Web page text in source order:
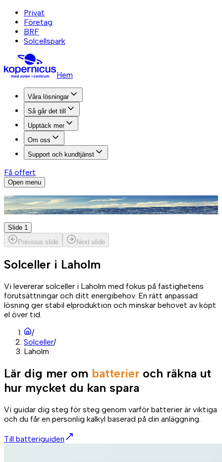
Privat
Företag
BRF
Solcellspark
Hem
Våra lösningar
Så går det till
Upptäck mer
Om oss
Support och kundtjänst
Få offert
Open menu
Slide 1
Previous slide
Next slide
Solceller i Laholm
Vi levererar solceller i Laholm med fokus på fastighetens
förutsättningar och ditt energibehov. En rätt anpassad
lösning ger stabil elproduktion och minskar behovet av köpt
el över tid.
/
Solceller/
Laholm
Lär dig mer om batterier och räkna ut
hur mycket du kan spara
Vi guidar dig steg för steg genom varför batterier är viktiga
och du får en personlig kalkyl baserad på din anläggning.
Till batteriguiden